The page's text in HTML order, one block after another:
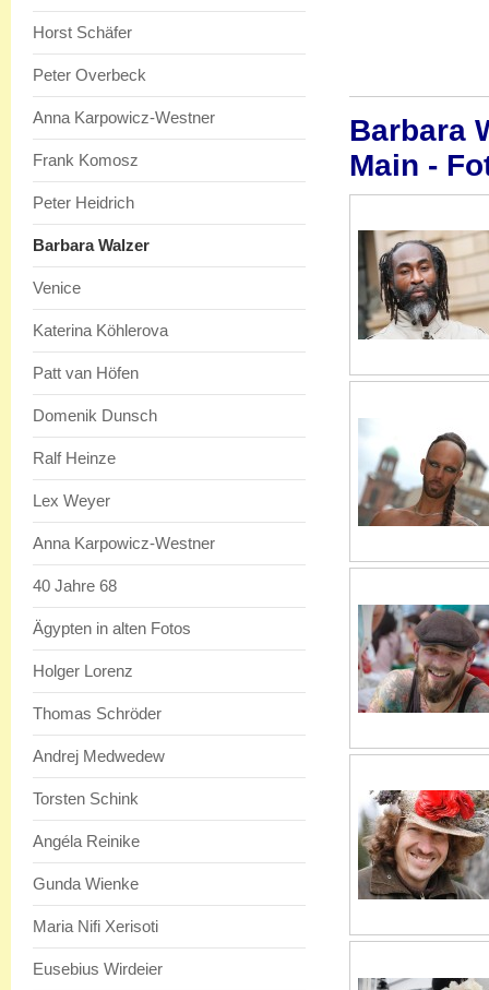
Horst Schäfer
Peter Overbeck
Anna Karpowicz-Westner
Frank Komosz
Peter Heidrich
Barbara Walzer
Venice
Katerina Köhlerova
Patt van Höfen
Domenik Dunsch
Ralf Heinze
Lex Weyer
Anna Karpowicz-Westner
40 Jahre 68
Ägypten in alten Fotos
Holger Lorenz
Thomas Schröder
Andrej Medwedew
Torsten Schink
Angéla Reinike
Gunda Wienke
Maria Nifi Xerisoti
Eusebius Wirdeier
Barbara
Main -